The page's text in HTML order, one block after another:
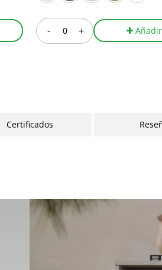
- + Añadir
Certificados